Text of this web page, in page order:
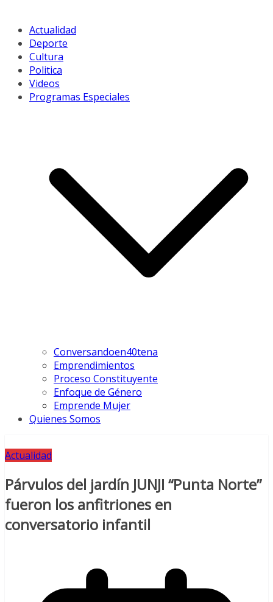
Actualidad
Deporte
Cultura
Politica
Videos
Programas Especiales
Conversandoen40tena
Emprendimientos
Proceso Constituyente
Enfoque de Género
Emprende Mujer
Quienes Somos
Actualidad
Párvulos del jardín JUNJI “Punta Norte”
fueron los anfitriones en
conversatorio infantil